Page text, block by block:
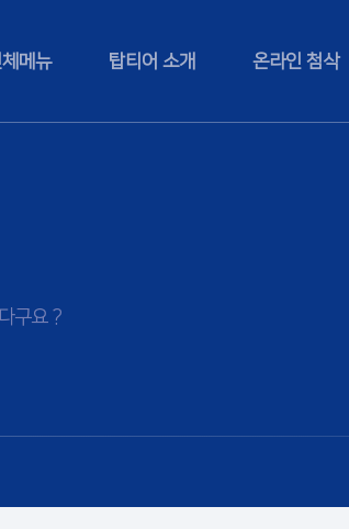
메뉴 탑티어 소개 온라인 첨삭
구요 ?